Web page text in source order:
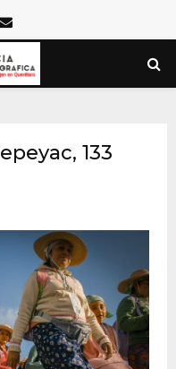
Email
133